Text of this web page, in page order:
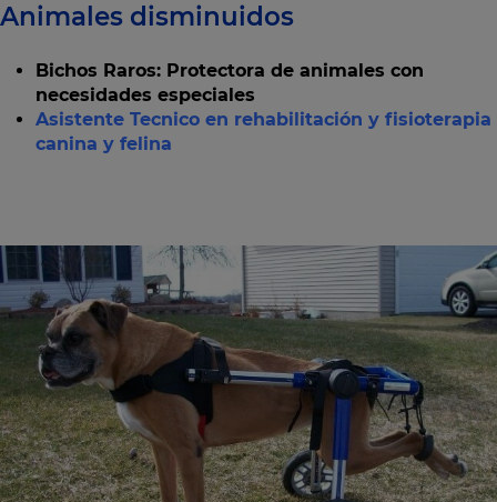
Animales disminuidos
Bichos Raros: Protectora de animales con
necesidades especiales
Asistente Tecnico en rehabilitación y fisioterapia
canina y felina